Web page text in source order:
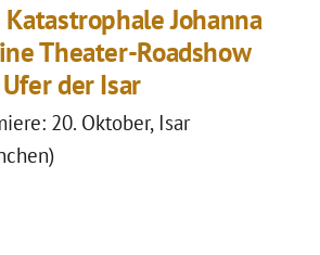
Katastrophale Johanna
Theater-Roadshow
der Isar
20. Oktober, Isar